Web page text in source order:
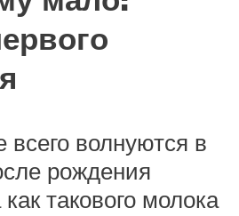
волнуются в
рождения
такового молока